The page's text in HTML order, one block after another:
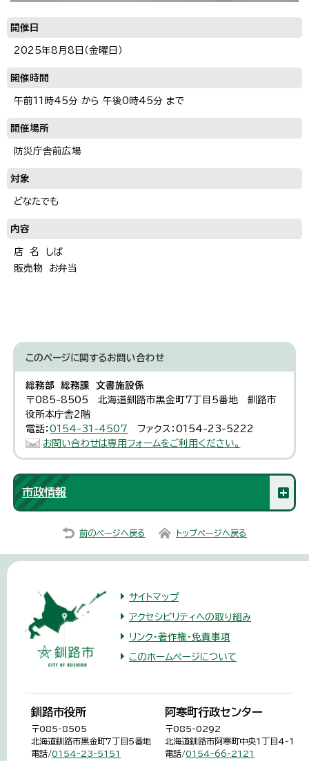
開催日
2025年8月8日（金曜日）
開催時間
午前11時45分 から 午後0時45分 まで
開催場所
防災庁舎前広場
対象
どなたでも
内容
店 名 しば
販売物 お弁当
このページに関するお問い合わせ
総務部 総務課 文書施設係
〒085-8505 北海道釧路市黒金町7丁目5番地 釧路市
役所本庁舎2階
電話：0154-31-4507
ファクス：0154-23-5222
お問い合わせは専用フォームをご利用ください。
市政情報
前のページへ戻る トップページへ戻る
サイトマップ
アクセシビリティへの取り組み
リンク・著作権・免責事項
このホームページについて
釧路市役所
〒085-8505
北海道釧路市黒金町7丁目5番地
電話/0154-23-5151
阿寒町行政センター
〒085-0292
北海道釧路市阿寒町中央1丁目4-1
電話/0154-66-2121